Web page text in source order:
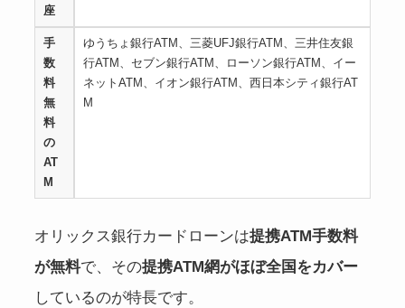
座
手
数
料
無
料
の
AT
M
ゆうちょ銀行ATM、三菱UFJ銀行ATM、三井住友銀
行ATM、セブン銀行ATM、ローソン銀行ATM、イー
ネットATM、イオン銀行ATM、西日本シティ銀行AT
M
オリックス銀行カードローンは提携ATM手数料
が無料で、その提携ATM網がほぼ全国をカバー
しているのが特長です。